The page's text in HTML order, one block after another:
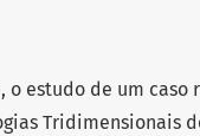
o estudo de um caso
Tridimensionais